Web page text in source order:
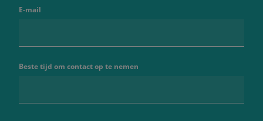
E-mail
Beste tijd om contact op te nemen